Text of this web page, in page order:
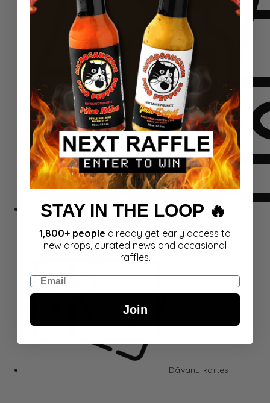
Dāvanu kartes
STAY IN THE LOOP 🔥
1,800+ people already get early access to
new drops, curated news and occasional
raffles.
Email
Join